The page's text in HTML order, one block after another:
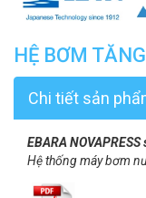
HỆ BƠM
Chi tiết sản
EBARA NOVAPRESS
Hệ thống máy bơm